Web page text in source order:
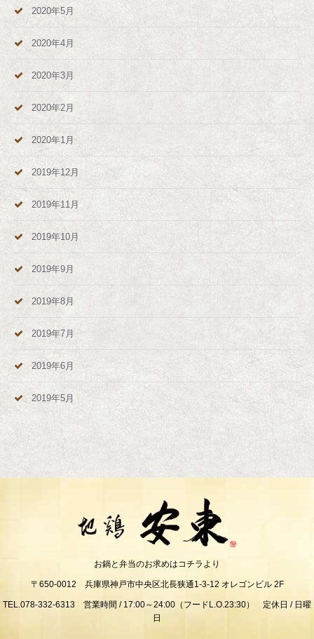
2020年5月
2020年4月
2020年3月
2020年2月
2020年1月
2019年12月
2019年11月
2019年10月
2019年9月
2019年8月
2019年7月
2019年6月
2019年5月
お鍋と弁当のお求めはコチラより
〒650-0012 兵庫県神戸市中央区北長狭通1-3-12 オレゴンビル 2F
TEL.078-332-6313 営業時間 / 17:00～24:00（フードL.O.23:30） 定休日 / 日曜
日